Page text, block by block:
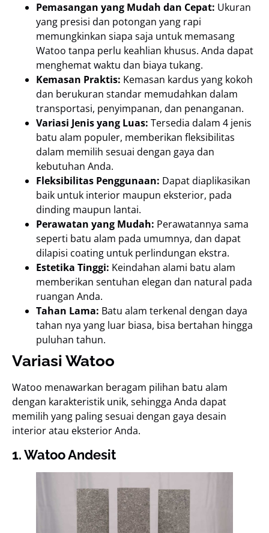
Pemasangan yang Mudah dan Cepat: Ukuran
yang presisi dan potongan yang rapi
memungkinkan siapa saja untuk memasang
Watoo tanpa perlu keahlian khusus. Anda dapat
menghemat waktu dan biaya tukang.
Kemasan Praktis: Kemasan kardus yang kokoh
dan berukuran standar memudahkan dalam
transportasi, penyimpanan, dan penanganan.
Variasi Jenis yang Luas: Tersedia dalam 4 jenis
batu alam populer, memberikan fleksibilitas
dalam memilih sesuai dengan gaya dan
kebutuhan Anda.
Fleksibilitas Penggunaan: Dapat diaplikasikan
baik untuk interior maupun eksterior, pada
dinding maupun lantai.
Perawatan yang Mudah: Perawatannya sama
seperti batu alam pada umumnya, dan dapat
dilapisi coating untuk perlindungan ekstra.
Estetika Tinggi: Keindahan alami batu alam
memberikan sentuhan elegan dan natural pada
ruangan Anda.
Tahan Lama: Batu alam terkenal dengan daya
tahan nya yang luar biasa, bisa bertahan hingga
puluhan tahun.
Variasi Watoo
Watoo menawarkan beragam pilihan batu alam
dengan karakteristik unik, sehingga Anda dapat
memilih yang paling sesuai dengan gaya desain
interior atau eksterior Anda.
1. Watoo Andesit